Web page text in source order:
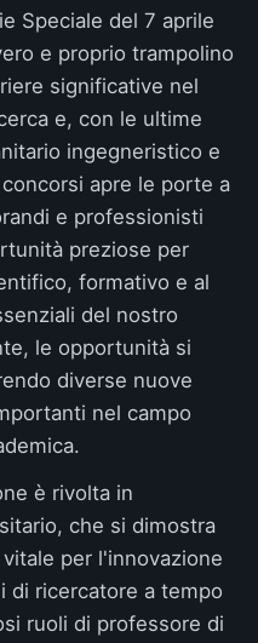
Speciale del 7 aprile
e proprio trampolino
significative nel
e, con le ultime
ingegneristico e
apre le porte a
e professionisti
preziose per
formativo e al
del nostro
le opportunità si
diverse nuove
nel campo
è rivolta in
che si dimostra
per l'innovazione
di ricercatore a tempo
ruoli di professore di